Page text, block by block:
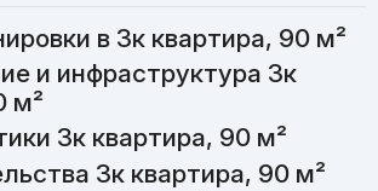
в 3к квартира, 90 м²
и инфраструктура 3к
м²
3к квартира, 90 м²
3к квартира, 90 м²